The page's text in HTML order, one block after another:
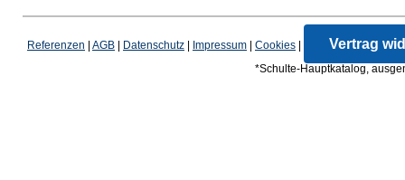
Referenzen AGB Datenschutz Impressum Cookies Vertrag
*Schulte-Hauptkatalog,